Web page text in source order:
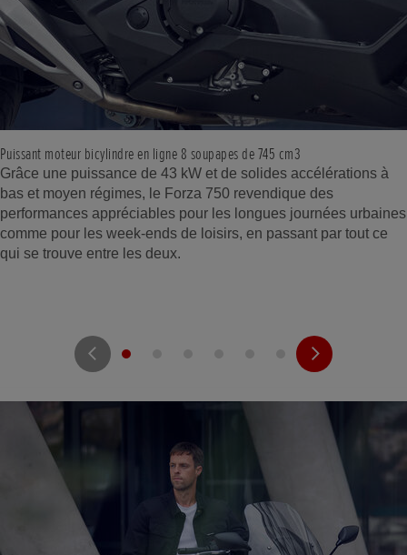
Puissant moteur bicylindre en ligne 8 soupapes de 745 cm3
Grâce une puissance de 43 kW et de solides accélérations à
bas et moyen régimes, le Forza 750 revendique des
performances appréciables pour les longues journées urbaines
comme pour les week-ends de loisirs, en passant par tout ce
qui se trouve entre les deux.